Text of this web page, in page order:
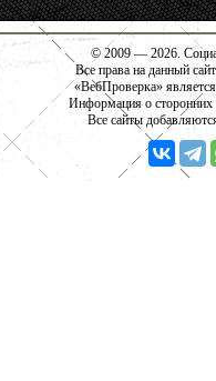
© 2009 — 2026.
Все права на данный
«ВебПроверка»
Информация о сторонних
Все сайты